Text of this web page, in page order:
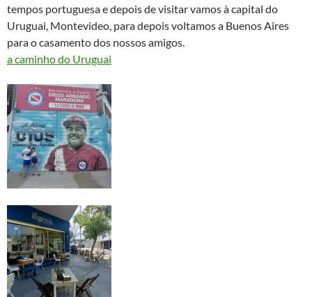
tempos portuguesa e depois de visitar vamos à capital do
Uruguai, Montevideo, para depois voltamos a Buenos Aires
para o casamento dos nossos amigos.
a caminho do Uruguai